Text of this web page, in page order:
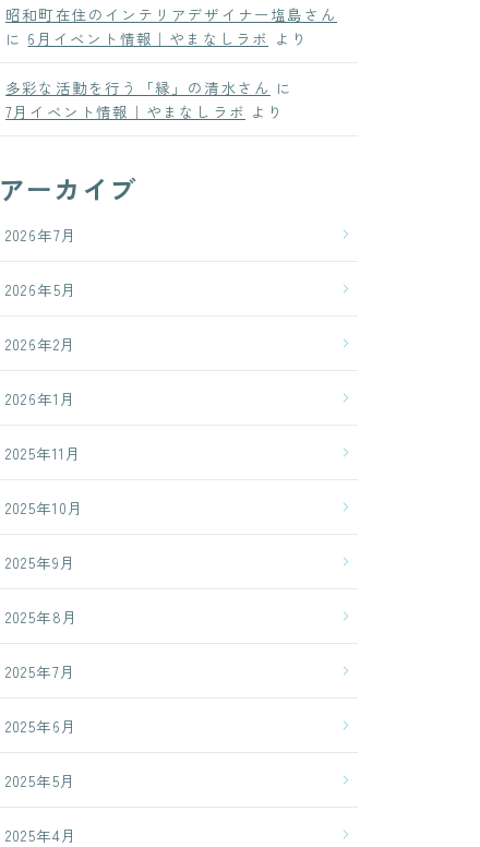
昭和町在住のインテリアデザイナー塩島さん
に 6月イベント情報｜やまなしラボ より
多彩な活動を行う「縁」の清水さん に
7月イベント情報｜やまなしラボ より
アーカイブ
2026年7月
2026年5月
2026年2月
2026年1月
2025年11月
2025年10月
2025年9月
2025年8月
2025年7月
2025年6月
2025年5月
2025年4月